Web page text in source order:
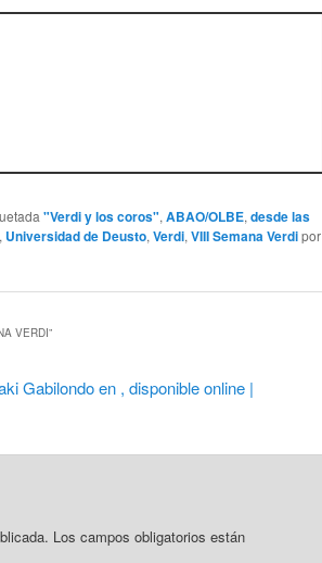
"Verdi y los coros", ABAO/OLBE, desde las
, Universidad de Deusto, Verdi, VIII Semana Verdipor
VERDI”
Gabilondo en , disponible online |
Los campos obligatorios están